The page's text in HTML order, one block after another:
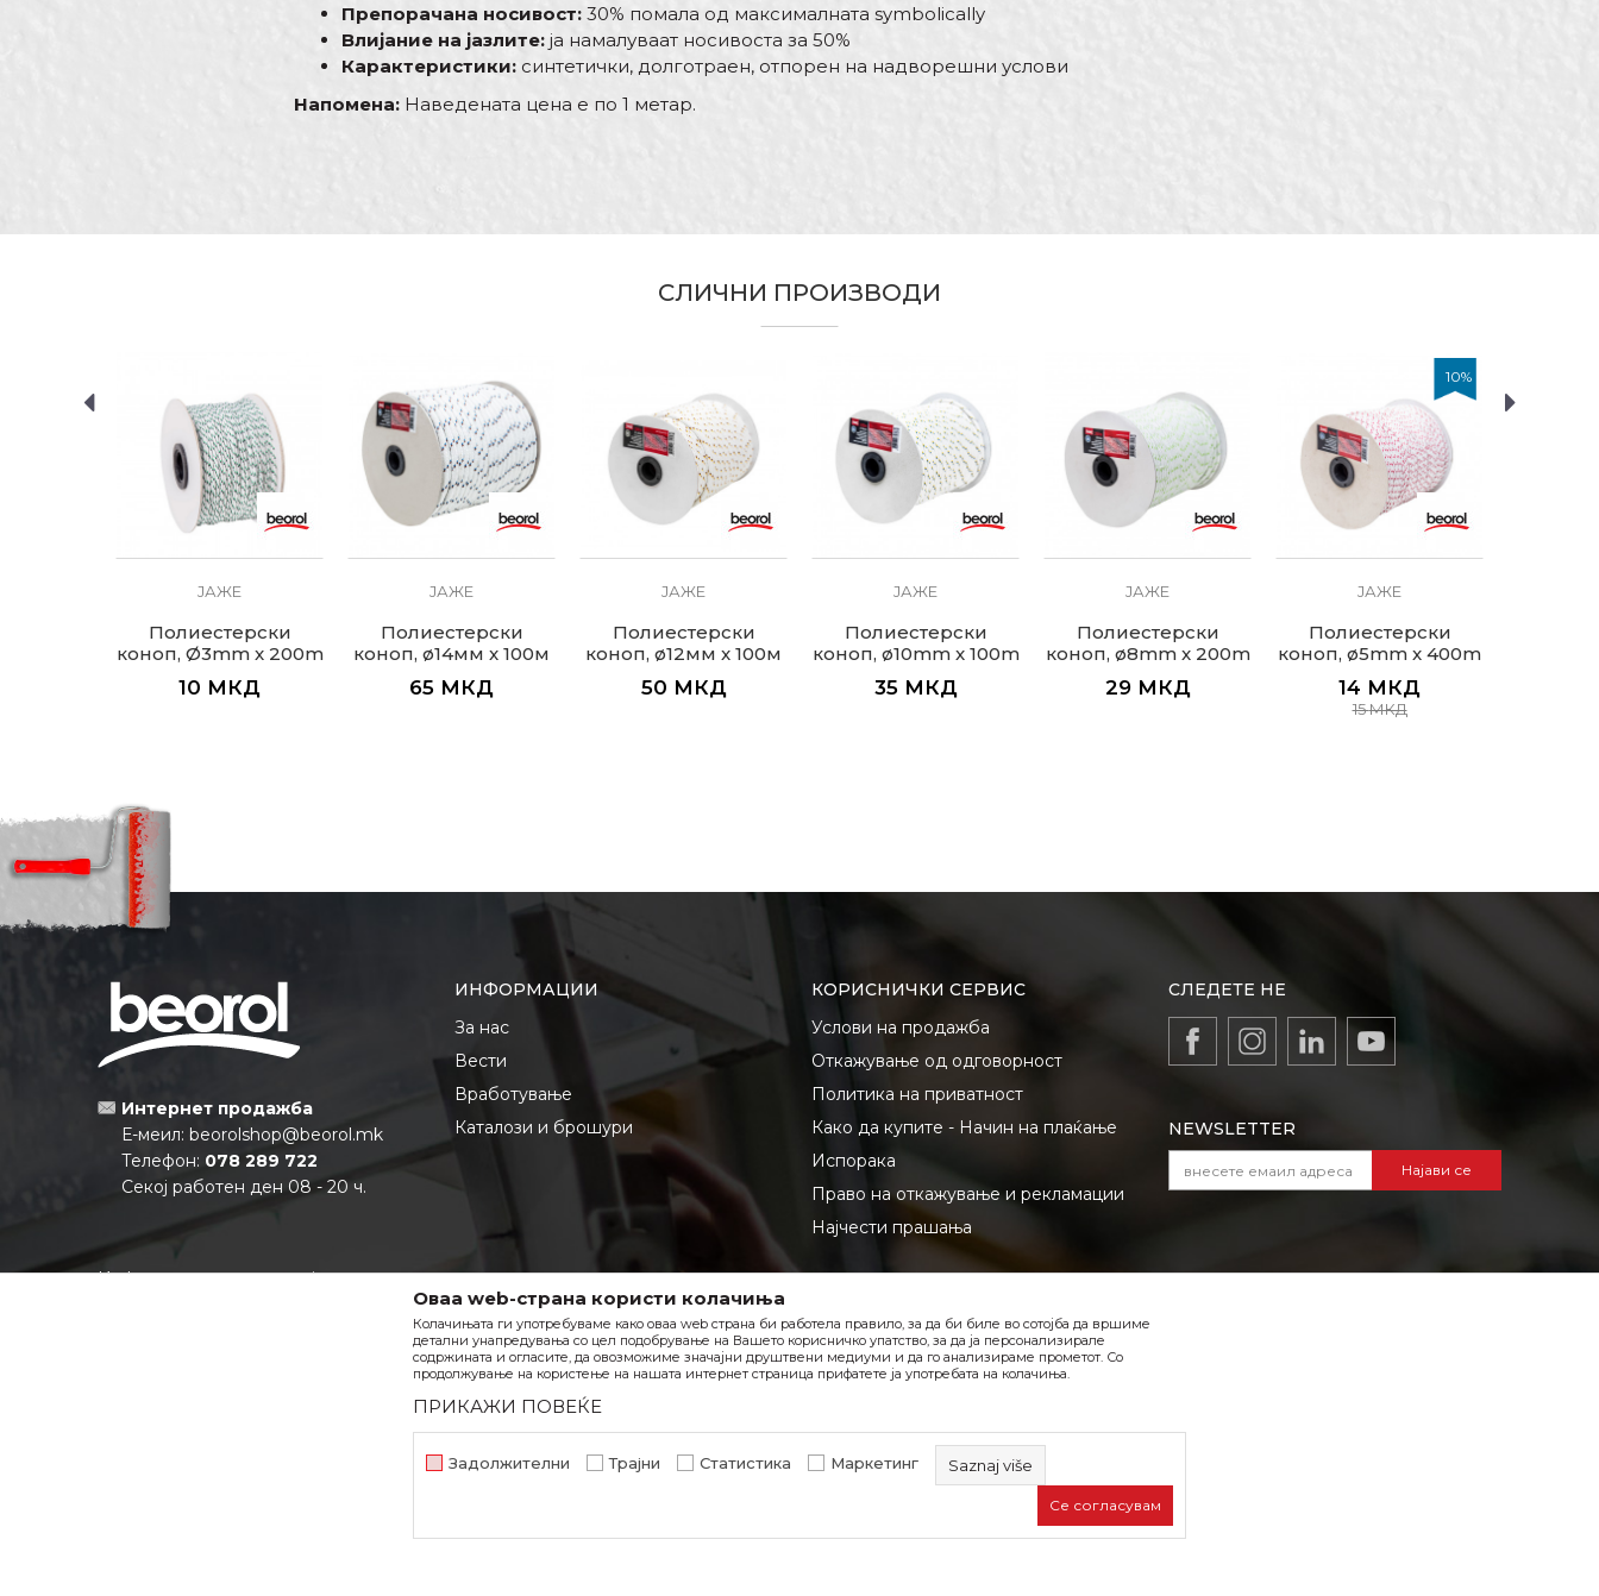
Препорачана носивост: 30% помала од максималната symbolically
Влијание на јазлите: ја намалуваат носивоста за 50%
Карактеристики: синтетички, долготраен, отпорен на надворешни услови
Напомена: Наведената цена е по 1 метар.
ИСПРАТИ
СЛИЧНИ ПРОИЗВОДИ
ЈАЖЕ
Полиестерски
коноп, Ø3mm x 200m
10 МКД
ЈАЖЕ
Полиестерски
коноп, ø14мм x 100м
65 МКД
ЈАЖЕ
Полиестерски
коноп, ø12мм x 100м
50 МКД
ЈАЖЕ
Полиестерски
коноп, ø10mm x 100m
35 МКД
ЈАЖЕ
Полиестерски
коноп, ø8mm x 200m
29 МКД
10%
ЈАЖЕ
Полиестерски
коноп, ø5mm x 400m
14 МКД
15МКД
Интернет продажба
Е-меил: beorolshop@beorol.mk
Телефон: 078 289 722
Секој работен ден 08 - 20 ч.
Информации за компанијата:
ИНФОРМАЦИИ
За нас
Вести
Вработување
Каталози и брошури
КОРИСНИЧКИ СЕРВИС
Услови на продажба
Откажување од одговорност
Политика на приватност
Како да купите - Начин на плаќање
Испорака
Право на откажување и рекламации
Најчести прашања
СЛЕДЕТЕ НЕ
NEWSLETTER
Најави се
Оваа web-страна користи колачиња
Колачињата ги употребуваме како оваа web страна би работела правило, за да би биле во сотојба да вршиме
детални унапредувања со цел подобрување на Вашето корисничко упатство, за да ја персонализирале
содржината и огласите, да овозможиме значајни друштвени медиуми и да го анализираме прометот. Со
продолжување на користење на нашата интернет страница прифатете ја употребата на колачиња.
ПРИКАЖИ ПОВЕЌЕ
Задолжителни Трајни Статистика Маркетинг Saznaj više
Се согласувам